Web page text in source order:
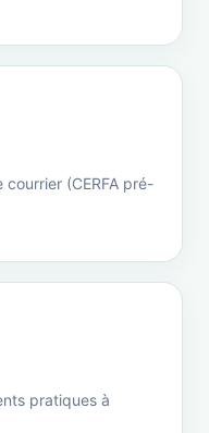
(CERFA pré-
pratiques à